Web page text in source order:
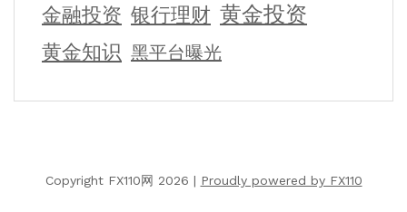
金融投资 银行理财 黄金投资
黄金知识 黑平台曝光
Copyright FX110网 2026 | Proudly powered by FX110